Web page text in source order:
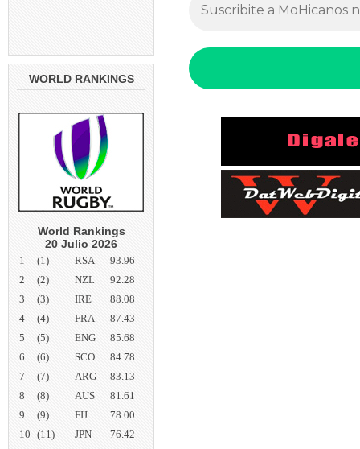
WORLD RANKINGS
World Rankings
20 Julio 2026
1 (1) RSA
93.96
2
(2) NZL
92.28
3
(3) IRE
88.08
4
(4) FRA
87.43
5
(5) ENG
85.68
6
(6) SCO
84.78
7
(7) ARG
83.13
8
(8) AUS
81.61
9
(9) FIJ
78.00
10 (11) JPN 76.42